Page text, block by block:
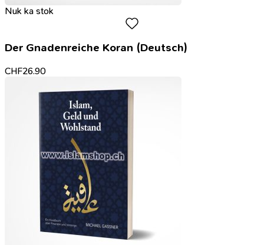
Nuk ka stok
Der Gnadenreiche Koran (Deutsch)
CHF26.90